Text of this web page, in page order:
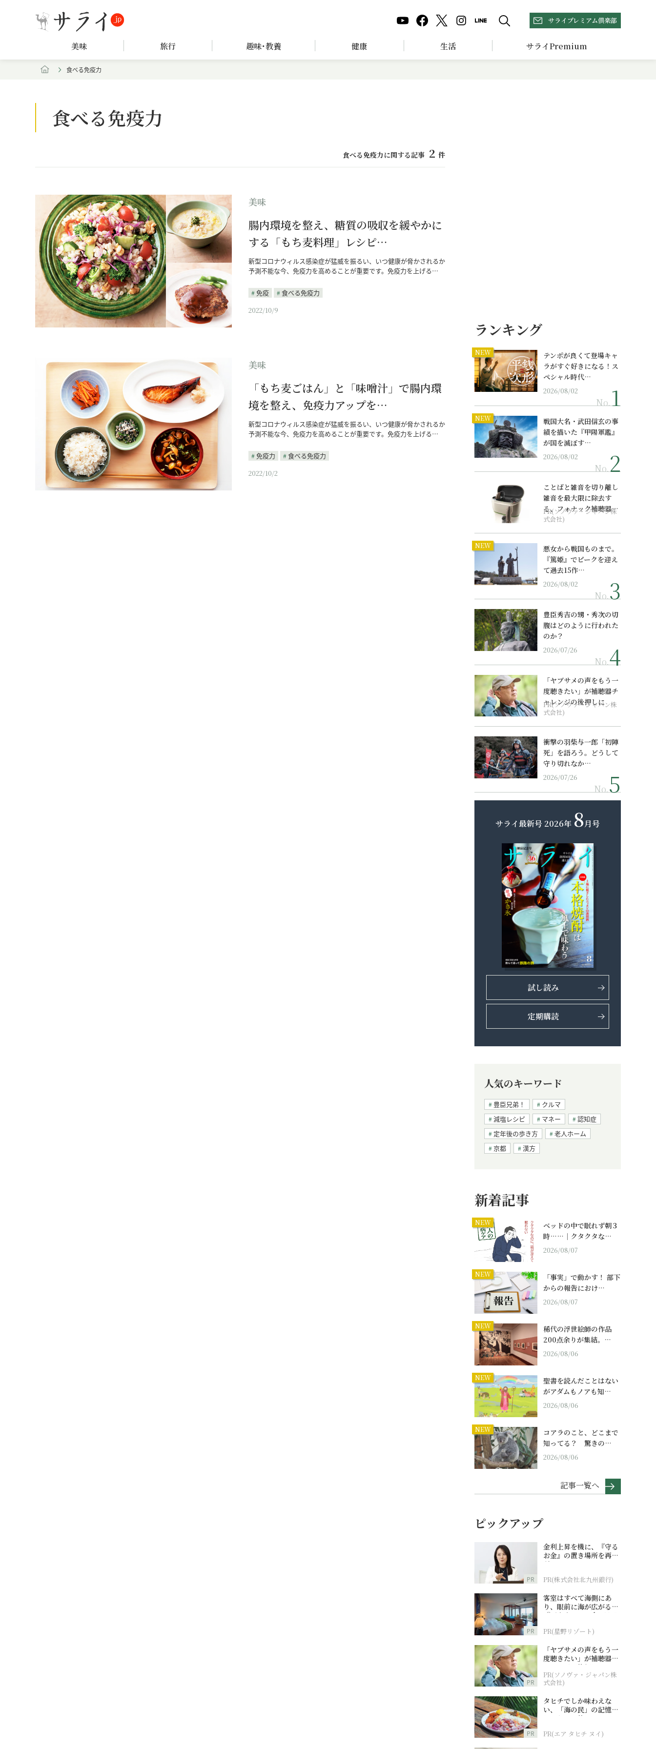
サライプレミアム倶楽部
美味 旅行 趣味･教養 健康 生活 サライPremium
食べる免疫力
食べる免疫力
食べる免疫力に関する記事 2 件
美味
腸内環境を整え、糖質の吸収を緩やかに
する「もち麦料理」レシピ…
新型コロナウィルス感染症が猛威を振るい、いつ健康が脅かされるか
予測不能な今、免疫力を高めることが重要です。免疫力を上げる…
免疫
食べる免疫力
2022/10/9
美味
「もち麦ごはん」と「味噌汁」で腸内環
境を整え、免疫力アップを…
新型コロナウィルス感染症が猛威を振るい、いつ健康が脅かされるか
予測不能な今、免疫力を高めることが重要です。免疫力を上げる…
免疫力
食べる免疫力
2022/10/2
ランキング
NEW
テンポが良くて登場キャ
ラがすぐ好きになる！ス
ペシャル時代…
2026/08/02
No.
NEW
戦国大名・武田信玄の事
績を描いた『甲陽軍鑑』
が国を滅ぼす…
2026/08/02
No.
ことばと雑音を切り離し
雑音を最大限に除去す
る、フォナック補聴器の
最上位モデル
PR(ソノヴァ・ジャパン株
式会社)
NEW
悪女から戦国ものまで。
『篤姫』でピークを迎え
て過去15作…
2026/08/02
No.
豊臣秀吉の甥・秀次の切
腹はどのように行われた
のか？
2026/07/26
No.
「ヤブサメの声をもう一
度聴きたい」が補聴器チ
ャレンジの後押しに
PR(ソノヴァ・ジャパン株
式会社)
衝撃の羽柴与一郎「初陣
死」を語ろう。どうして
守り切れなか…
2026/07/26
No.
サライ最新号 2026年 8月号
試し読み
定期購読
人気のキーワード
豊臣兄弟！
クルマ
減塩レシピ
マネー
認知症
定年後の歩き方
老人ホーム
京都
漢方
新着記事
NEW
ベッドの中で眠れず朝３
時……｜クタクタな…
2026/08/07
NEW
「事実」で動かす！ 部下
からの報告におけ…
2026/08/07
NEW
稀代の浮世絵師の作品
200点余りが集結。…
2026/08/06
NEW
聖書を読んだことはない
がアダムもノアも知…
2026/08/06
NEW
コアラのこと、どこまで
知ってる？ 驚きの…
2026/08/06
記事一覧へ
ピックアップ
PR
金利上昇を機に、『守る
お金』の置き場所を再検
討
PR(株式会社北九州銀行)
PR
客室はすべて海側にあ
り、眼前に海が広がる
『西表島ホテル by 星野
PR(星野リゾート)
PR
「ヤブサメの声をもう一
度聴きたい」が補聴器チ
ャレンジの後押しに
PR(ソノヴァ・ジャパン株
式会社)
PR
タヒチでしか味わえな
い、「海の民」の記憶へ
とつながる旅
PR(エア タヒチ ヌイ)